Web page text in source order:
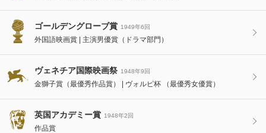
ゴールデングローブ賞 1949年6回
外国語映画賞 主演男優賞（ドラマ部門）
ヴェネチア国際映画祭 1948年9回
金獅子賞（最優秀作品賞） ヴォルピ杯 （最優秀女優賞）
英国アカデミー賞 1948年2回
作品賞